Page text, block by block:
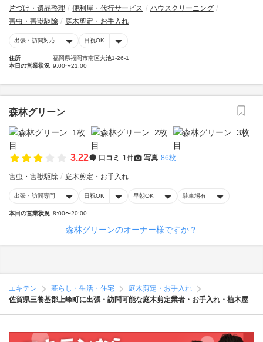
片づけ・遺品整理 便利屋・代行サービス
ハウスクリーニング
害虫・害獣駆除
庭木剪定・お手入れ
出張・訪問対応 日祝OK
住所
福岡県福岡市南区大池1-26-1
本日の営業状況 9:00〜21:00
森林グリーン
3.22 口コミ 1件 写真 86枚
害虫・害獣駆除 庭木剪定・お手入れ
出張・訪問専門 日祝OK 早朝OK 駐車場有
本日の営業状況 8:00〜20:00
森林グリーンのオーナー様ですか？
エキテン 暮らし・生活・住宅
庭木剪定・お手入れ
佐賀県三養基郡上峰町に出張・訪問可能な庭木剪定業者・お手入れ・植木屋